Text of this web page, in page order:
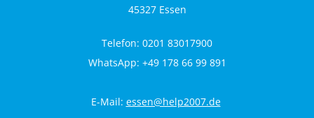
45327 Essen
Telefon: 0201 83017900
WhatsApp: +49 178 66 99 891
E-Mail: essen@help2007.de